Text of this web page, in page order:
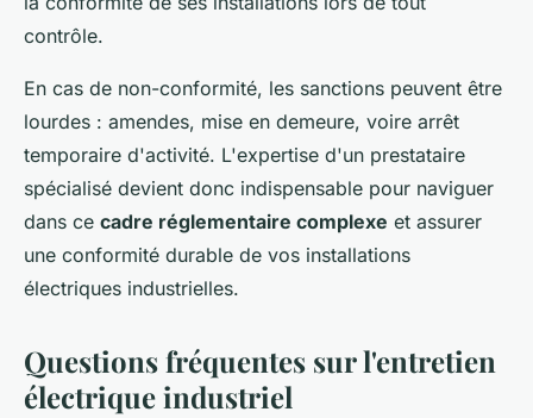
contrôle.
En cas de non-conformité, les sanctions peuvent être
lourdes : amendes, mise en demeure, voire arrêt
temporaire d'activité. L'expertise d'un prestataire
spécialisé devient donc indispensable pour naviguer
dans ce cadre réglementaire complexe et assurer
une conformité durable de vos installations
électriques industrielles.
Questions fréquentes sur l'entretien
électrique industriel